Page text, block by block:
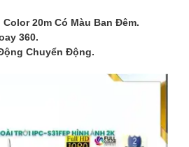
Color 20m Có Màu Ban Ðêm.
360.
Chuyển Động.